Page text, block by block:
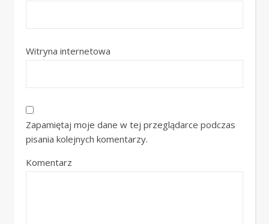
Witryna internetowa
Zapamiętaj moje dane w tej przeglądarce podczas
pisania kolejnych komentarzy.
Komentarz